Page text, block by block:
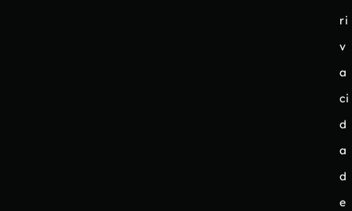
ri
v
a
ci
d
a
d
e